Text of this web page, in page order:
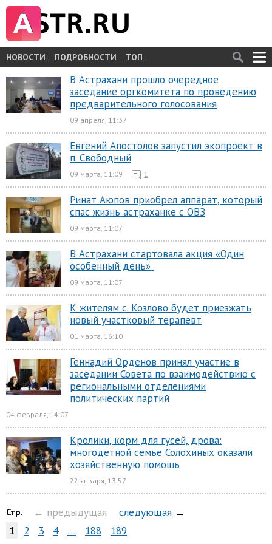
НОВОСТИ ПОДРОБНОСТИ ТОП
В Астрахани прошло очередное
заседание оргкомитета по проведению
предварительного голосования
09 апреля, 11:37
Евгений Апостолов запустил экопроект в
п. Свободный
09 марта, 11:09 1
Ринат Аюпов приобрел аппарат, который
спас жизнь астраханке с ОВЗ
09 марта, 11:07
В Астрахани стартовала акция «Один
особенный день»
09 марта, 11:07
К жителям с. Козлово будет приезжать
новый участковый терапевт
01 марта, 16:10
Геннадий Орденов принял участие в
заседании Совета по взаимодействию с
региональными отделениями
политических партий
04 февраля, 14:07
Кролики, корм для гусей, дрова:
многодетной семье Солохиных оказали
хозяйственную помощь
22 января, 13:57
Стр. ← предыдущая следующая →
1
2 3 4 … 188 189